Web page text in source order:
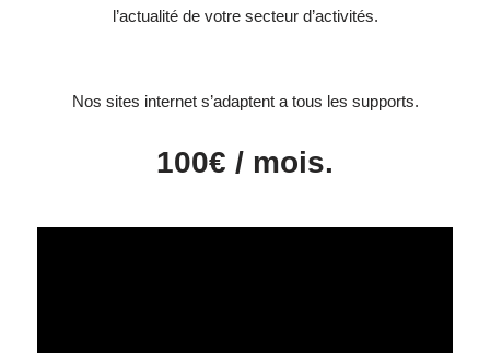
l’actualité de votre secteur d’activités.
Nos sites internet s’adaptent a tous les supports.
100€ / mois.